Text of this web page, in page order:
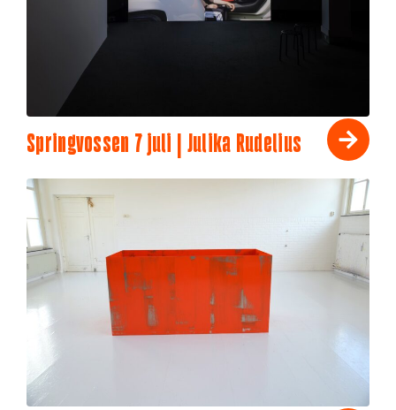
Springvossen 7 juli | Julika Rudelius